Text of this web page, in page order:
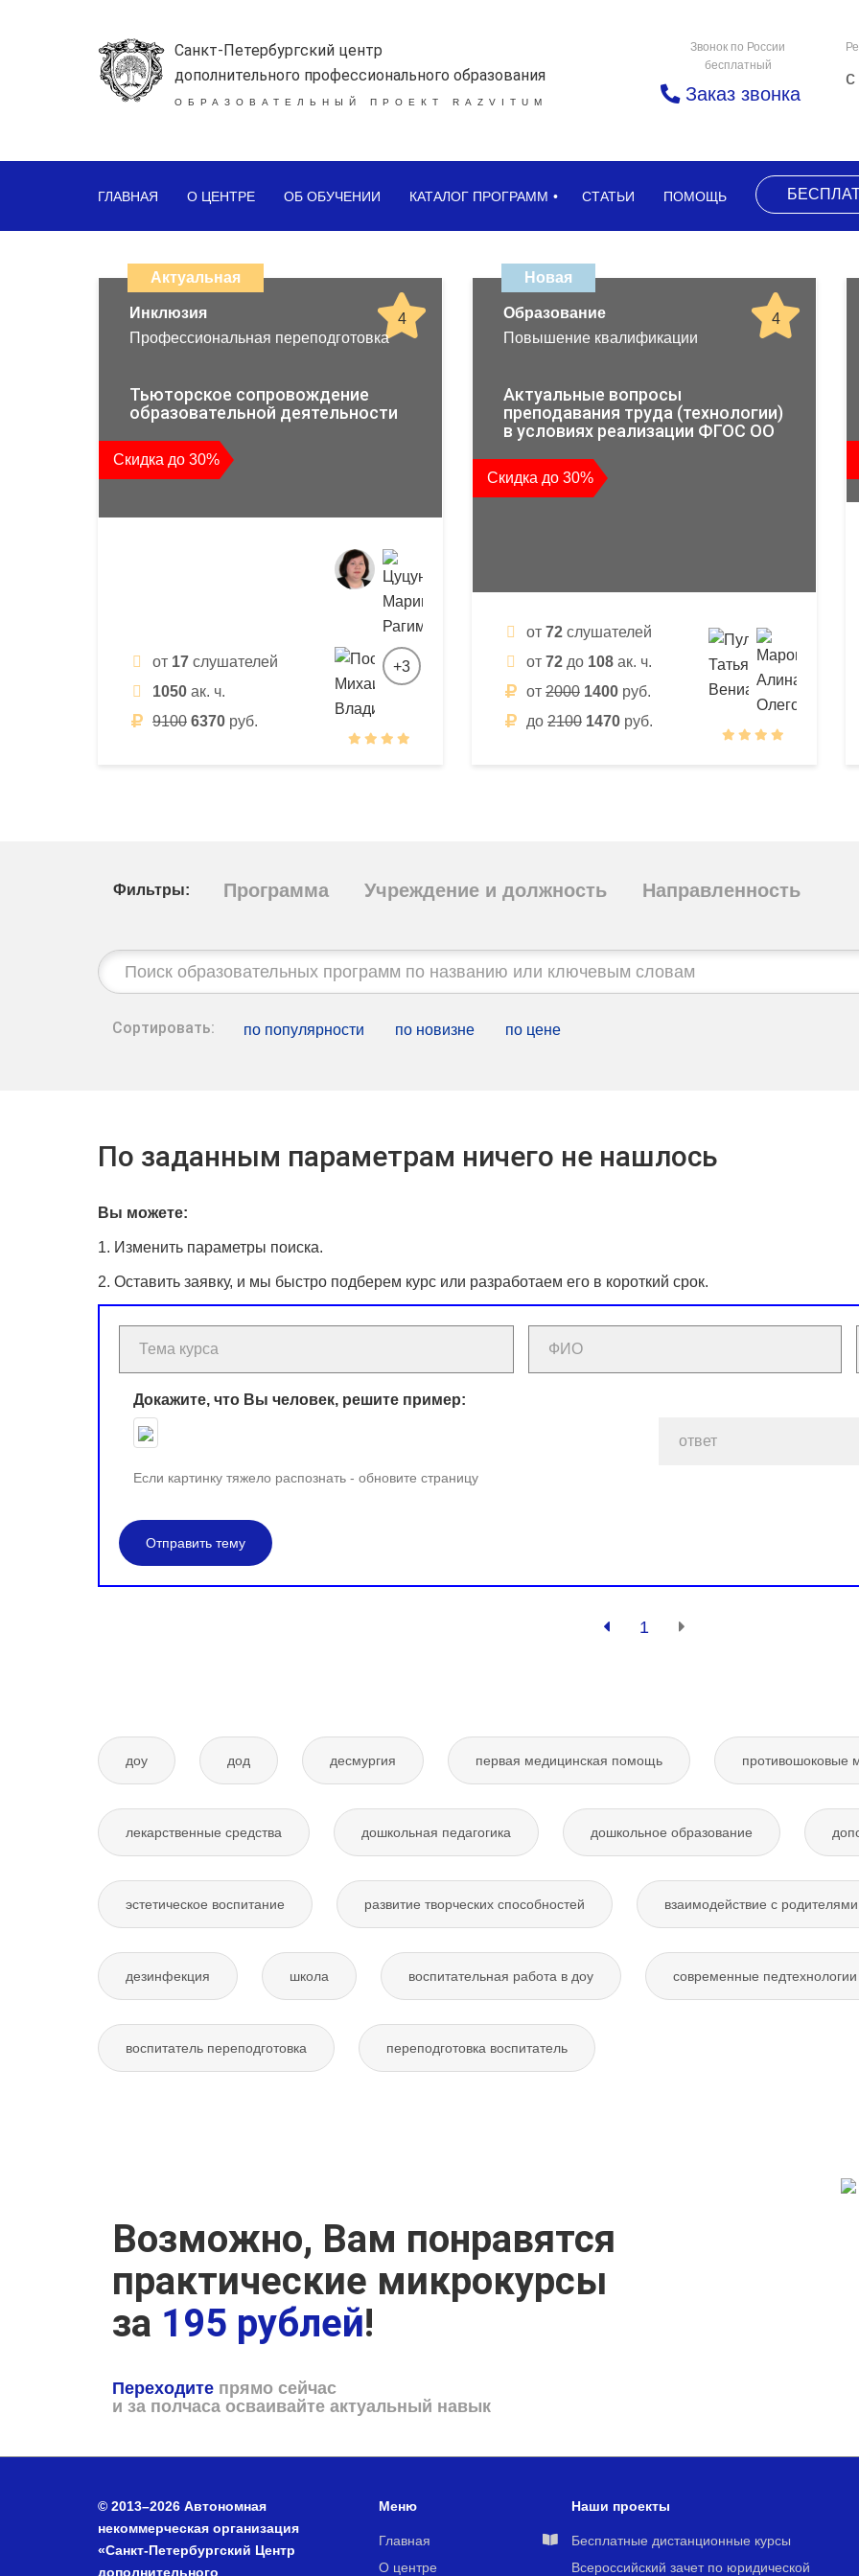
Санкт-Петербургский центр
дополнительного профессионального образования
ОБРАЗОВАТЕЛЬНЫЙ ПРОЕКТ RAZVITUM
Звонок по России
бесплатный
Заказ звонка
ГЛАВНАЯ О ЦЕНТРЕ ОБ ОБУЧЕНИИ КАТАЛОГ ПРОГРАММ СТАТЬИ ПОМОЩЬ
дистанционных
образовательных
повышения
квалификации
и
профессиональной
переподготовки
Актуальная
4
Инклюзия
Профессиональная переподготовка
Тьюторское сопровождение
образовательной деятельности
Скидка до 30%
от 17 слушателей
1050 ак. ч.
9100 6370 руб.
+3
Новая
4
Образование
Повышение квалификации
Актуальные вопросы
преподавания труда (технологии)
в условиях реализации ФГОС ОО
Скидка до 30%
от 72 слушателей
от 72 до 108 ак. ч.
от 2000 1400 руб.
до 2100 1470 руб.
Фильтры: Программа Учреждение и должность Направленность
Строка
поиска:
Сортировать: по популярности по новизне по цене
По заданным параметрам ничего не нашлось
Вы можете:
1. Изменить параметры поиска.
2. Оставить заявку, и мы быстро подберем курс или разработаем его в короткий срок.
Докажите, что Вы человек, решите пример:
Если картинку тяжело распознать - обновите страницу
Отправить тему
1
доу дод десмургия первая медицинская помощь противошоковые
лекарственные средства дошкольная педагогика дошкольное образование
эстетическое воспитание развитие творческих способностей взаимодействие с родителями
дезинфекция школа воспитательная работа в доу современные
воспитатель переподготовка переподготовка воспитатель
Возможно, Вам понравятся
практические микрокурсы
за 195 рублей!
Переходите прямо сейчас
и за полчаса осваивайте актуальный навык
© 2013–2026 Автономная
некоммерческая организация
«Санкт-Петербургский Центр
дополнительного
Меню
Главная
О центре
Наши проекты
Бесплатные дистанционные курсы
Всероссийский зачет по юридической